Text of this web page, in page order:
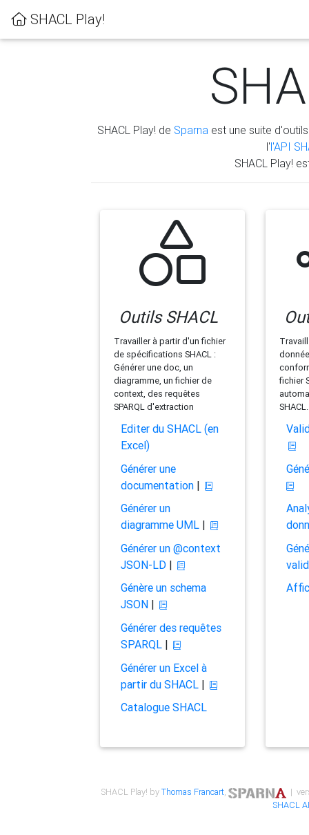
SHACL Play!
SHACL Play! de Sparna est une suite
l'l'API
SHACL Play!
Outils SHACL
Travailler à partir d'un fichier
de spécifications SHACL :
Générer une doc, un
diagramme, un fichier de
context, des requêtes
SPARQL d'extraction
Editer du SHACL (en
Excel)
Générer une
documentation|
Générer un
diagramme UML|
Générer un @context
JSON-LD|
Génère un schema
JSON|
Générer des requêtes
SPARQL|
Générer un Excel à
partir du SHACL|
Catalogue SHACL
fichier
SHACL.
SHACL Play! byThomas Francart,
|
SHACL